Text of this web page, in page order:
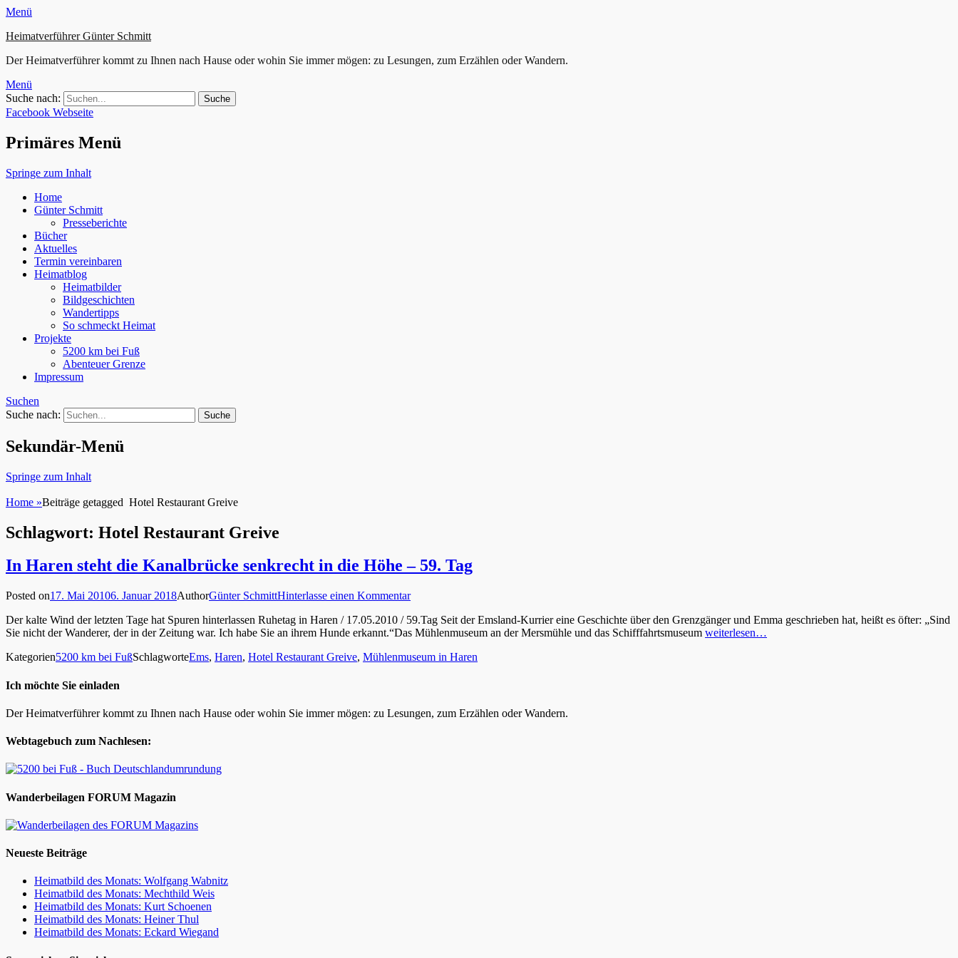
Menü
Heimatverführer Günter Schmitt
Der Heimatverführer kommt zu Ihnen nach Hause oder wohin Sie immer mögen: zu Lesungen, zum Erzählen oder Wandern.
Menü
Suche nach:
Facebook Webseite
Primäres Menü
Springe zum Inhalt
Home
Günter Schmitt
Presseberichte
Bücher
Aktuelles
Termin vereinbaren
Heimatblog
Heimatbilder
Bildgeschichten
Wandertipps
So schmeckt Heimat
Projekte
5200 km bei Fuß
Abenteuer Grenze
Impressum
Suchen
Suche nach:
Sekundär-Menü
Springe zum Inhalt
Home »Beiträge getagged Hotel Restaurant Greive
Schlagwort: Hotel Restaurant Greive
In Haren steht die Kanalbrücke senkrecht in die Höhe – 59. Tag
Posted on17. Mai 20106. Januar 2018AuthorGünter SchmittHinterlasse einen Kommentar
Der kalte Wind der letzten Tage hat Spuren hinterlassen Ruhetag in Haren / 17.05.2010 / 59.Tag Seit der Emsland-Kurrier eine Geschichte über den Grenzgänger und Emma geschrieben hat, heißt es öfter: „Sind
Sie nicht der Wanderer, der in der Zeitung war. Ich habe Sie an ihrem Hunde erkannt.“Das Mühlenmuseum an der Mersmühle und das Schifffahrtsmuseum weiterlesen…
Kategorien5200 km bei FußSchlagworteEms, Haren, Hotel Restaurant Greive, Mühlenmuseum in Haren
Ich möchte Sie einladen
Der Heimatverführer kommt zu Ihnen nach Hause oder wohin Sie immer mögen: zu Lesungen, zum Erzählen oder Wandern.
Webtagebuch zum Nachlesen:
Wanderbeilagen FORUM Magazin
Neueste Beiträge
Heimatbild des Monats: Wolfgang Wabnitz
Heimatbild des Monats: Mechthild Weis
Heimatbild des Monats: Kurt Schoenen
Heimatbild des Monats: Heiner Thul
Heimatbild des Monats: Eckard Wiegand